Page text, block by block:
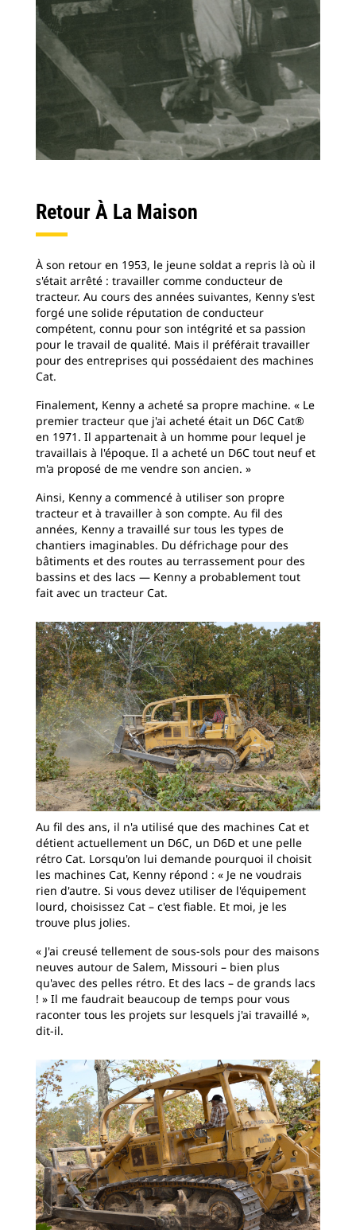
Retour À La Maison
À son retour en 1953, le jeune soldat a repris là où il
s'était arrêté : travailler comme conducteur de
tracteur. Au cours des années suivantes, Kenny s'est
forgé une solide réputation de conducteur
compétent, connu pour son intégrité et sa passion
pour le travail de qualité. Mais il préférait travailler
pour des entreprises qui possédaient des machines
Cat.
Finalement, Kenny a acheté sa propre machine. « Le
premier tracteur que j'ai acheté était un D6C Cat®
en 1971. Il appartenait à un homme pour lequel je
travaillais à l'époque. Il a acheté un D6C tout neuf et
m'a proposé de me vendre son ancien. »
Ainsi, Kenny a commencé à utiliser son propre
tracteur et à travailler à son compte. Au fil des
années, Kenny a travaillé sur tous les types de
chantiers imaginables. Du défrichage pour des
bâtiments et des routes au terrassement pour des
bassins et des lacs — Kenny a probablement tout
fait avec un tracteur Cat.
Au fil des ans, il n'a utilisé que des machines Cat et
détient actuellement un D6C, un D6D et une pelle
rétro Cat. Lorsqu'on lui demande pourquoi il choisit
les machines Cat, Kenny répond : « Je ne voudrais
rien d'autre. Si vous devez utiliser de l'équipement
lourd, choisissez Cat – c'est fiable. Et moi, je les
trouve plus jolies.
« J'ai creusé tellement de sous-sols pour des maisons
neuves autour de Salem, Missouri – bien plus
qu'avec des pelles rétro. Et des lacs – de grands lacs
! » Il me faudrait beaucoup de temps pour vous
raconter tous les projets sur lesquels j'ai travaillé »,
dit-il.